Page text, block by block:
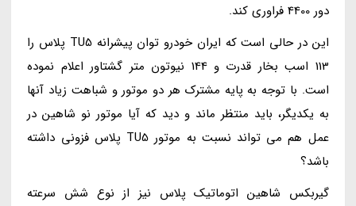
دور 4400 فراوری کند.
این در حالی است که ایران خودرو توان پیشرانه TU5 پلاس را
113 اسب بخار قدرت و 144 نیوتون متر گشتاور اعلام نموده
است. با توجه به پایه مشترک هر دو موتور و شباهت زیاد آنها
به یکدیگر، باید منتظر ماند و دید که آیا موتور نو شاهین در
عمل هم می تواند نسبت به موتور TU5 پلاس فزونی داشته
باشد؟
گیربکس شاهین اتوماتیک پلاس نیز از نوع شش سرعته